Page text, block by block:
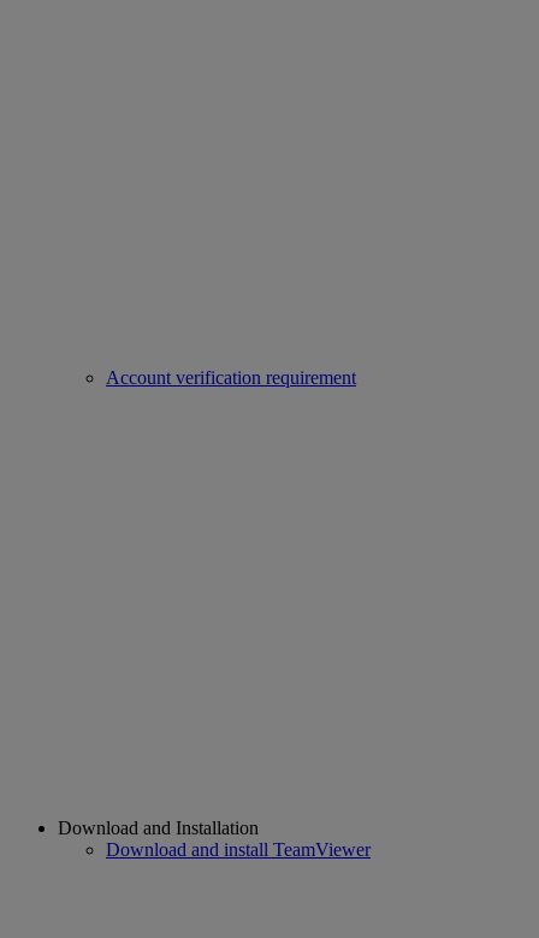
Account verification requirement
Download and Installation
Download and install TeamViewer